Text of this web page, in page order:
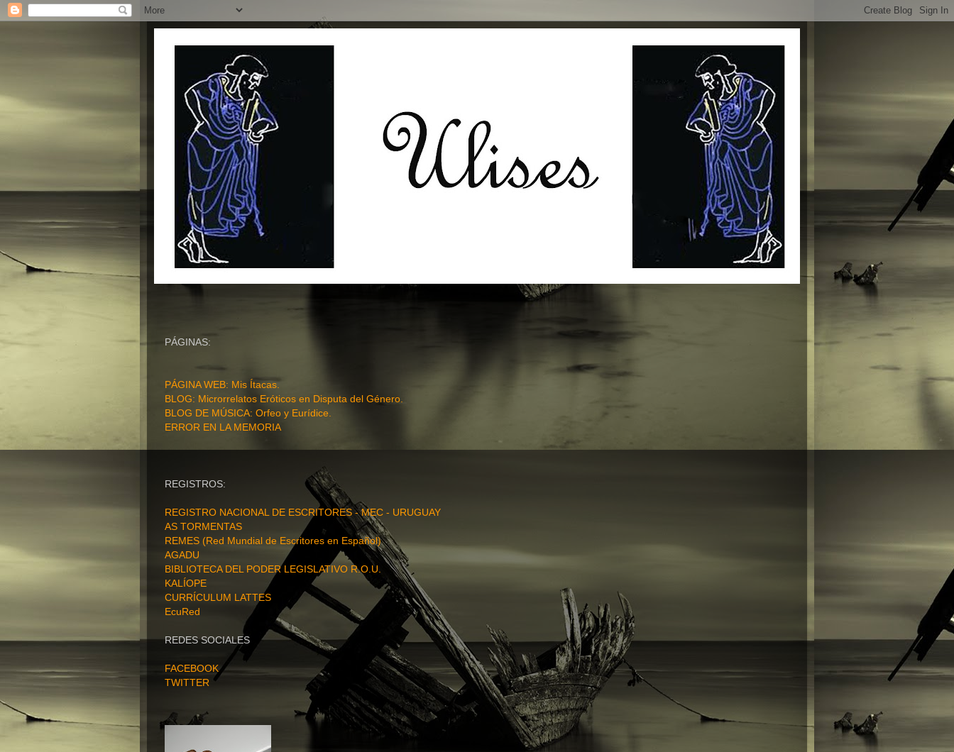
PÁGINAS:
PÁGINA WEB: Mis Ítacas.
BLOG: Microrrelatos Eróticos en Disputa del Género.
BLOG DE MÚSICA: Orfeo y Eurídice.
ERROR EN LA MEMORIA
REGISTROS:
REGISTRO NACIONAL DE ESCRITORES - MEC - URUGUAY
AS TORMENTAS
REMES (Red Mundial de Escritores en Español)
AGADU
BIBLIOTECA DEL PODER LEGISLATIVO R.O.U.
KALÍOPE
CURRÍCULUM LATTES
EcuRed
REDES SOCIALES
FACEBOOK
TWITTER